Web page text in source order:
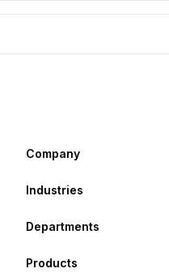
Company
Industries
Departments
Products